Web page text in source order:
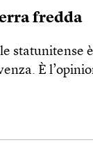
fredda
statunitense
È